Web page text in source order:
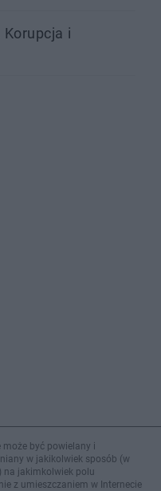
Korupcja i
być powielany i
w jakikolwiek sposób (w
na jakimkolwiek polu
z umieszczaniem w Internecie